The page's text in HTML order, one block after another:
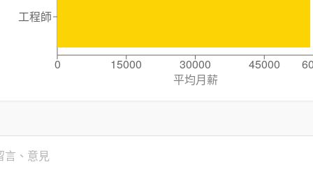
0 15000 30000 45000
平均月薪
工程師